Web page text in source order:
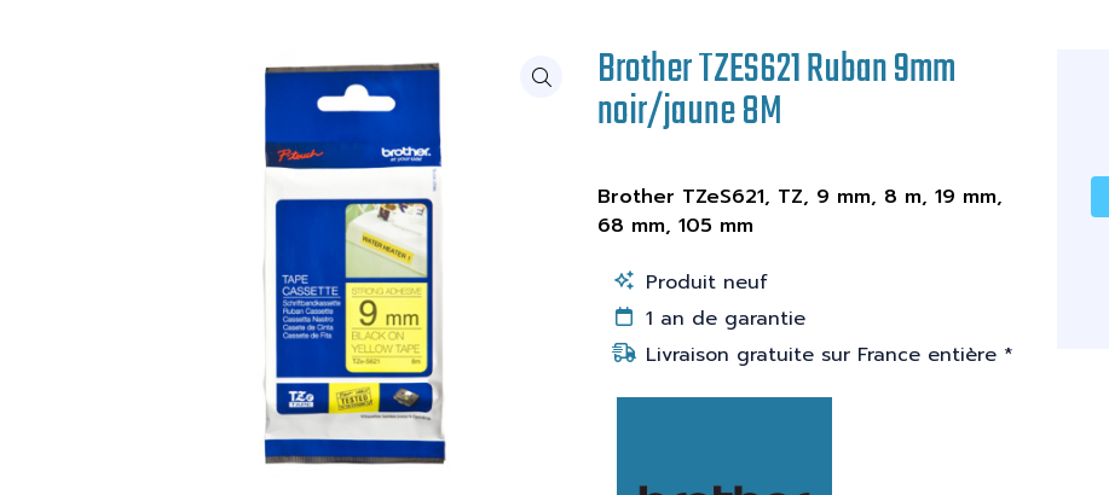
Brother TZES621 Ruban 9mm
noir/jaune 8M
Brother TZeS621, TZ, 9 mm, 8 m, 19 mm,
68 mm, 105 mm
Produit neuf
1 an de garantie
Livraison gratuite sur France entière *